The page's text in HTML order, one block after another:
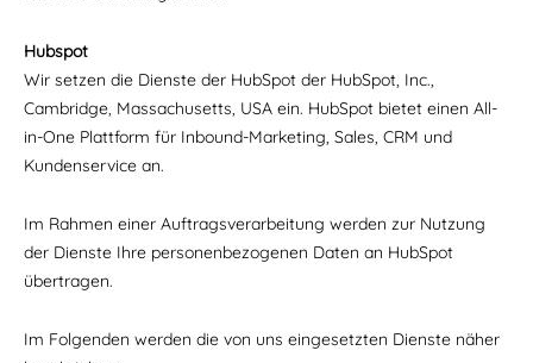
Hubspot
Wir setzen die Dienste der HubSpot der HubSpot, Inc.,
Cambridge, Massachusetts, USA ein. HubSpot bietet einen All-
in-One Plattform für Inbound-Marketing, Sales, CRM und
Kundenservice an.
Im Rahmen einer Auftragsverarbeitung werden zur Nutzung
der Dienste Ihre personenbezogenen Daten an HubSpot
übertragen.
Im Folgenden werden die von uns eingesetzten Dienste näher